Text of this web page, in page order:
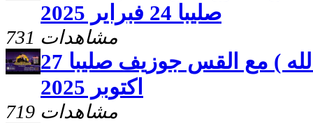
صليبا 24 فبراير 2025
731 مشاهدات
مصيرك بايدك ( فعلة الله ) مع القس جوزيف صليبا 27
اكتوبر 2025
719 مشاهدات